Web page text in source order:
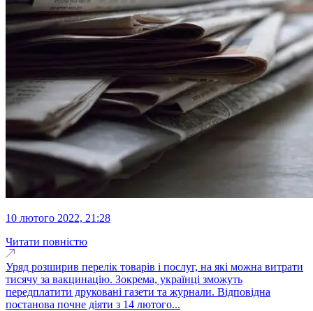
10 лютого 2022, 21:28
Читати повністю
Уряд розширив перелік товарів і послуг, на які можна витрати
тисячу за вакцинацію. Зокрема, українці зможуть
передплатити друковані газети та журнали. Відповідна
постанова почне діяти з 14 лютого...